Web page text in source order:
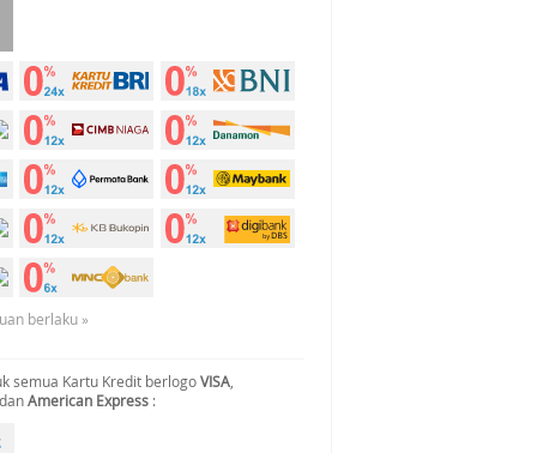
berlaku »
semua Kartu Kredit berlogoVISA
American Express :